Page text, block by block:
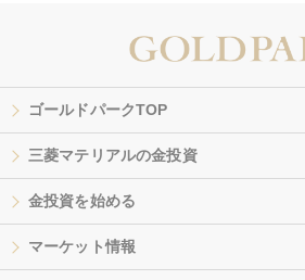
ゴールドパークTOP
三菱マテリアルの金投資
金投資を始める
マーケット情報